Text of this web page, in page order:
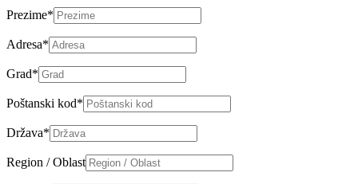
Prezime*
Adresa*
Grad*
Poštanski kod*
Država*
Region / Oblast